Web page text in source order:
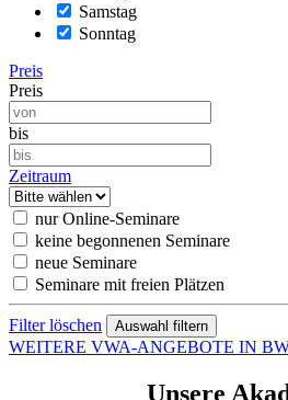
Samstag
Sonntag
Preis
Preis
bis
Zeitraum
nur Online-Seminare
keine begonnenen Seminare
neue Seminare
Seminare mit freien Plätzen
Filter löschen
WEITERE VWA-ANGEBOTE IN
Unsere